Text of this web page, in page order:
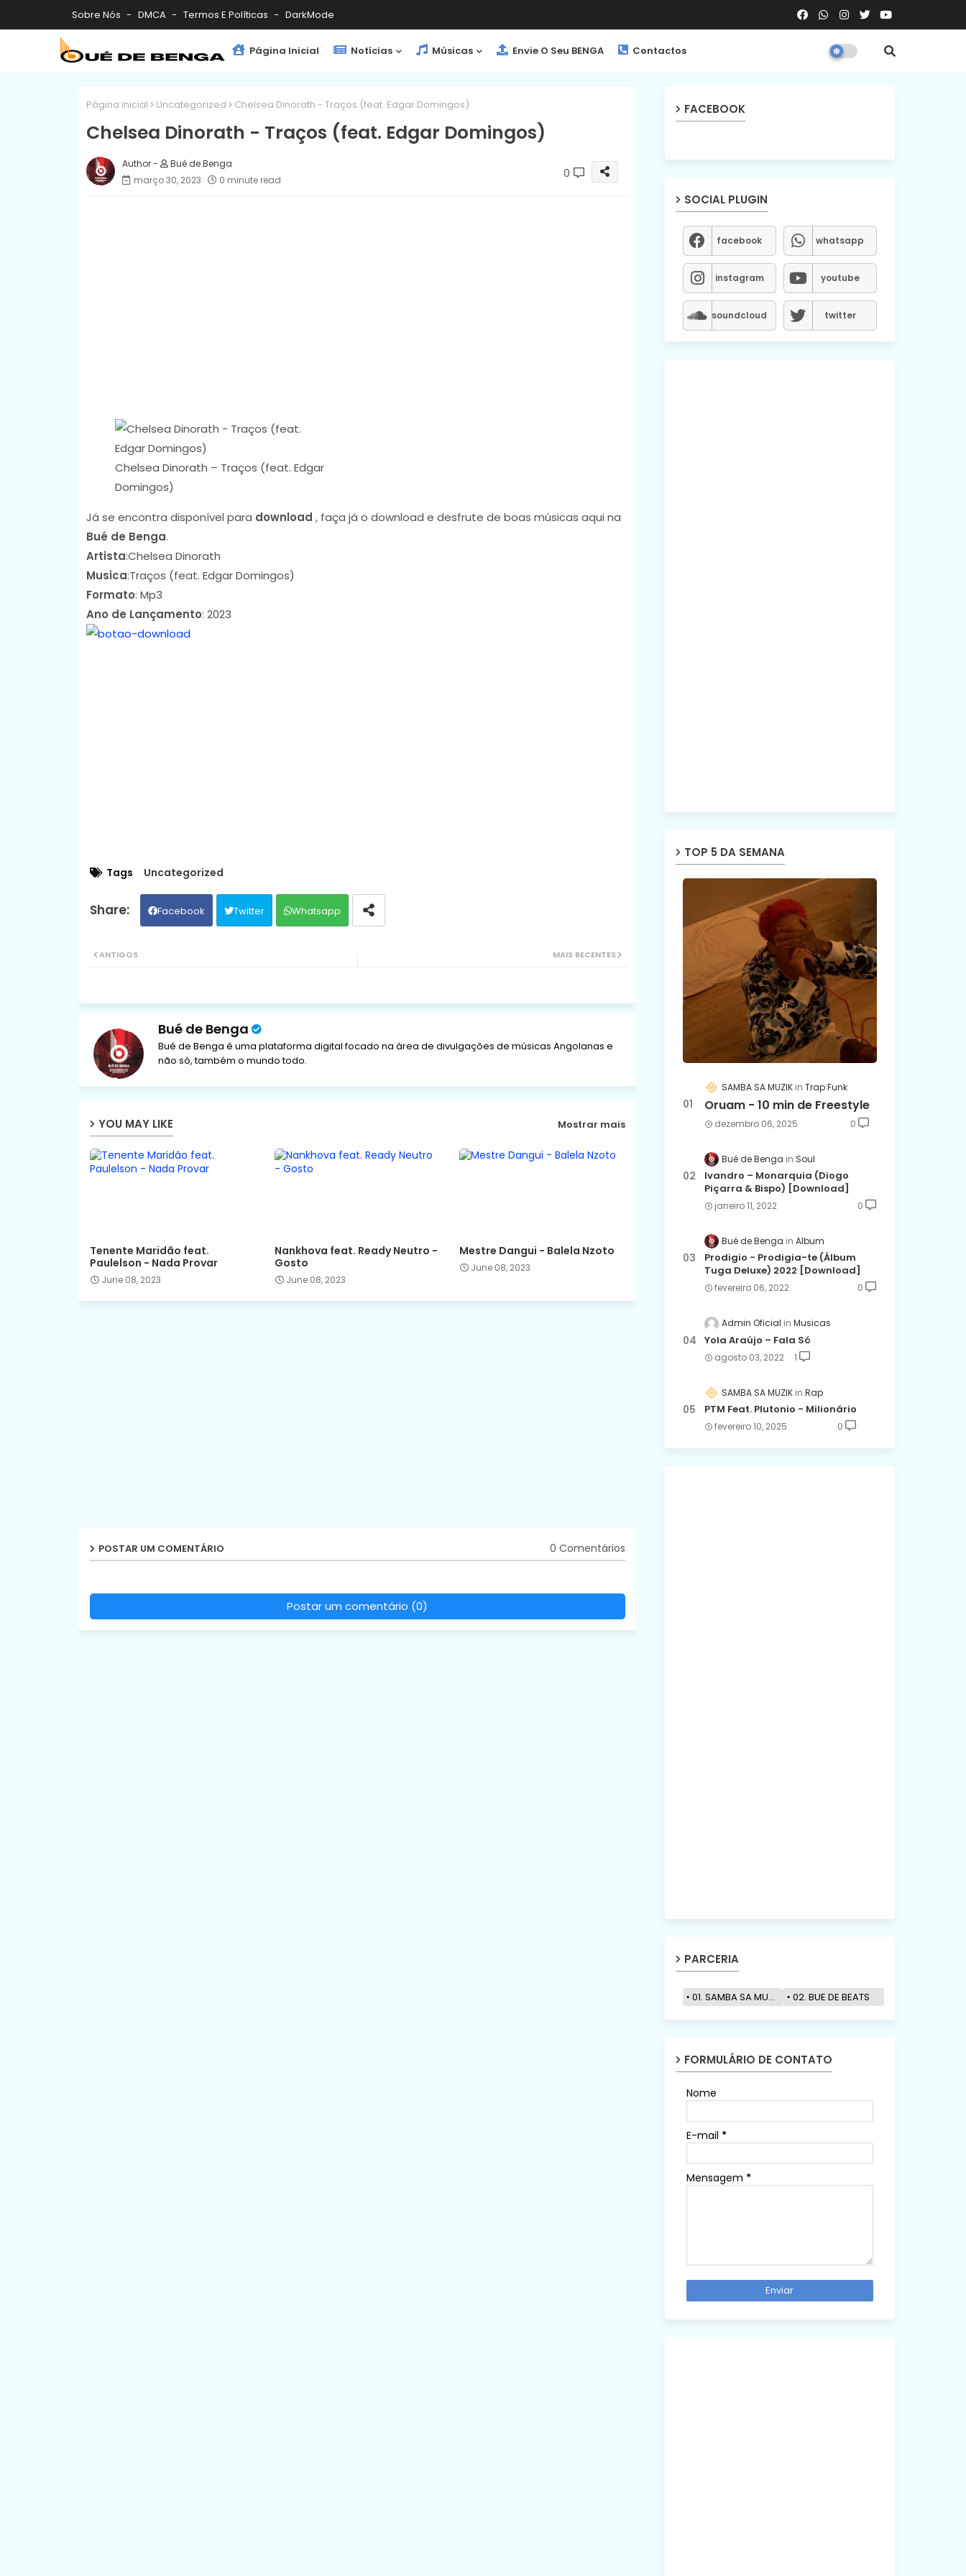
Sobre Nós DMCA Termos E Políticas DarkMode
Página Inicial Notícias Músicas Envie O Seu BENGA Contactos
Página inicial Uncategorized Chelsea Dinorath - Traços (feat. Edgar Domingos)
Chelsea Dinorath - Traços (feat. Edgar Domingos)
Bué de Benga
março 30, 2023
0 minute read 0
Chelsea Dinorath – Traços (feat. Edgar
Domingos)
Já se encontra disponível para download , faça já o download e desfrute de boas músicas aqui na
Bué de Benga.
Artista:Chelsea Dinorath
Musica:Traços (feat. Edgar Domingos)
Formato: Mp3
Ano de Lançamento: 2023
Tags Uncategorized
Facebook Twitter Whatsapp
MAIS RECENTES
ANTIGOS
Bué de Benga
Bué de Benga é uma plataforma digital focado na área de divulgações de músicas Angolanas e
não só, também o mundo todo.
YOU MAY LIKE Mostrar mais
Tenente Maridão feat.
Paulelson - Nada Provar
June 08, 2023
Nankhova feat. Ready Neutro -
Gosto
June 08, 2023
Mestre Dangui - Balela Nzoto
June 08, 2023
POSTAR UM COMENTÁRIO 0 Comentários
Postar um comentário (0)
FACEBOOK
SOCIAL PLUGIN
facebook whatsapp
instagram youtube
soundcloud twitter
TOP 5 DA SEMANA
SAMBA SA MUZIK Trap Funk
Oruam - 10 min de Freestyle
dezembro 06, 2025 0
Bué de Benga Soul
Ivandro – Monarquia (Diogo
Piçarra & Bispo) [Download]
janeiro 11, 2022 0
Bué de Benga Album
Prodigio - Prodigia-te (Álbum
Tuga Deluxe) 2022 [Download]
fevereiro 06, 2022 0
Admin Oficial Musicas
Yola Araújo – Fala Só
agosto 03, 2022 1
SAMBA SA MUZIK Rap
PTM Feat. Plutonio - Milionário
fevereiro 10, 2025 0
PARCERIA
01. SAMBA SA MUZIK 02. BUE DE BEATS
FORMULÁRIO DE CONTATO
Nome
E-mail *
Mensagem *